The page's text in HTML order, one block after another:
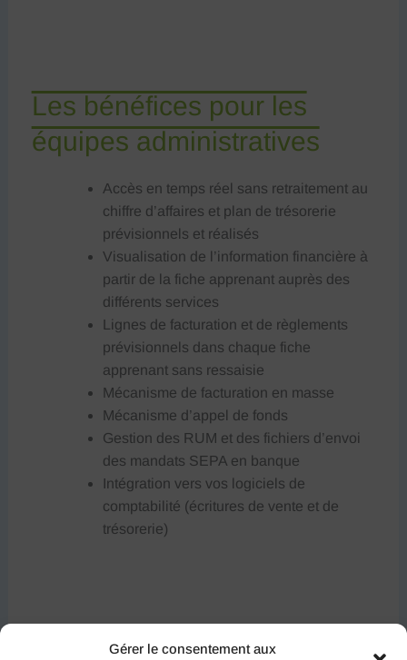
Gérer le consentement aux
Les bénéfices pour les
équipes administratives
Accès en temps réel sans retraitement au
chiffre d’affaires et plan de trésorerie
prévisionnels et réalisés
Visualisation de l’information financière à
partir de la fiche apprenant auprès des
différents services
Lignes de facturation et de règlements
prévisionnels dans chaque fiche
apprenant sans ressaisie
Mécanisme de facturation en masse
Mécanisme d’appel de fonds
Gestion des RUM et des fichiers d’envoi
des mandats SEPA en banque
Intégration vers vos logiciels de
comptabilité (écritures de vente et de
trésorerie)
Formulaire